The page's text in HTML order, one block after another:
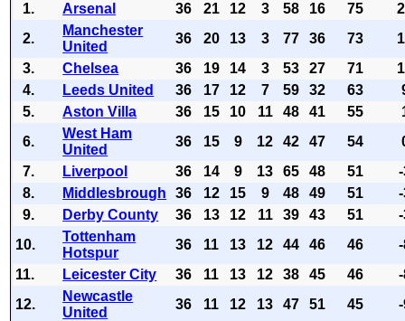
1. Arsenal 36 21 12 3 58 16 75
2.
Manchester
United
36 20 13 3 77 36 73
3.
Chelsea 36 19 14 3 53 27 71
4.
Leeds United 36 17 12 7 59 32 63
5.
Aston Villa 36 15 10 11 48 41 55
6.
West Ham
United
36 15 9 12 42 47 54
7.
Liverpool 36 14 9 13 65 48 51
8.
Middlesbrough 36 12 15 9 48 49 51
9.
Derby County 36 13 12 11 39 43 51
10.
Tottenham
Hotspur
36 11 13 12 44 46 46
11.
Leicester City 36 11 13 12 38 45 46
12.
Newcastle
United
36 11 12 13 47 51 45